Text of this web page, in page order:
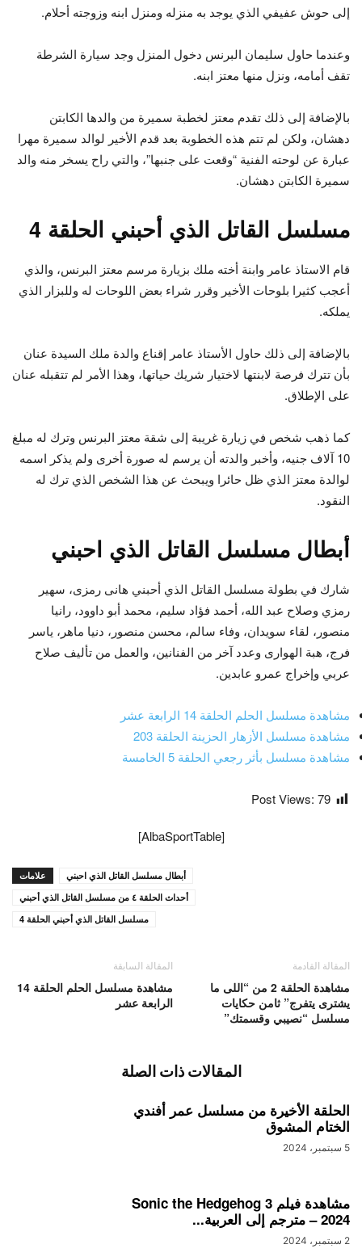
إلى حوش عفيفي الذي يوجد به منزله ومنزل ابنه وزوجته أحلام.
وعندما حاول سليمان البرنس دخول المنزل وجد سيارة الشرطة
تقف أمامه، ونزل منها معتز ابنه.
بالإضافة إلى ذلك تقدم معتز لخطبة سميرة من والدها الكابتن
دهشان، ولكن لم تتم هذه الخطوبة بعد قدم الأخير لوالد سميرة مهرا
عبارة عن لوحته الفنية “وقعت على جنبها”، والتي راح يسخر منه والد
سميرة الكابتن دهشان.
مسلسل القاتل الذي أحبني الحلقة 4
قام الاستاذ عامر وابنة أخته ملك بزيارة مرسم معتز البرنس، والذي
أعجب كثيرا بلوحات الأخير وقرر شراء بعض اللوحات له وللبزار الذي
يملكه.
بالإضافة إلى ذلك حاول الأستاذ عامر إقناع والدة ملك السيدة عنان
بأن تترك فرصة لابنتها لاختيار شريك حياتها، وهذا الأمر لم تتقبله عنان
على الإطلاق.
كما ذهب شخص في زيارة غريبة إلى شقة معتز البرنس وترك له مبلغ
10 آلاف جنيه، وأخبر والدته أن يرسم له صورة أخرى ولم يذكر اسمه
لوالدة معتز الذي ظل حائرا ويبحث عن هذا الشخص الذي ترك له
النقود.
أبطال مسلسل القاتل الذي احبني
شارك في بطولة مسلسل القاتل الذي أحبني هانى رمزى، سهير
رمزي وصلاح عبد الله، أحمد فؤاد سليم، محمد أبو داوود، رانيا
منصور، لقاء سويدان، وفاء سالم، محسن منصور، دنيا ماهر، ياسر
فرج، هبة الهوارى وعدد آخر من الفنانين، والعمل من تأليف صلاح
عربي وإخراج عمرو عابدين.
مشاهدة مسلسل الحلم الحلقة 14 الرابعة عشر
مشاهدة مسلسل الأزهار الحزينة الحلقة 203
مشاهدة مسلسل بأثر رجعي الحلقة 5 الخامسة
Post Views: 79
[AlbaSportTable]
علامات
أبطال مسلسل القاتل الذي احبني
أحداث الحلقة ٤ من مسلسل القاتل الذي أحبني
مسلسل القاتل الذي أحبني الحلقة 4
المقالة السابقة
مشاهدة مسلسل الحلم الحلقة 14
الرابعة عشر
المقالة القادمة
مشاهدة الحلقة 2 من “اللى ما
يشترى يتفرج” ثامن حكايات
مسلسل “نصيبي وقسمتك”
المقالات ذات الصلة
الحلقة الأخيرة من مسلسل عمر أفندي
الختام المشوق
5 سبتمبر، 2024
مشاهدة فيلم Sonic the Hedgehog 3
– 2024 مترجم إلى العربية...
2 سبتمبر، 2024